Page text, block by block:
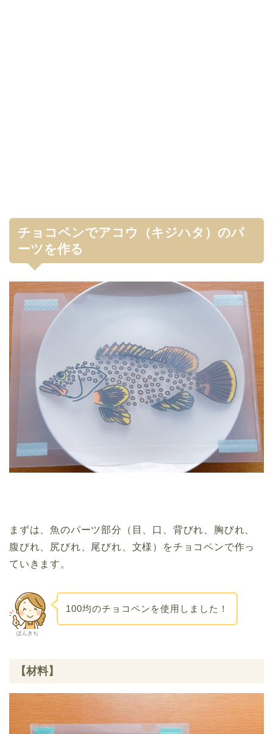
チョコペンでアコウ（キジハタ）のパ
ーツを作る
まずは、魚のパーツ部分（目、口、背びれ、胸びれ、
腹びれ、尻びれ、尾びれ、文様）をチョコペンで作っ
ていきます。
ぽんきち
100均のチョコペンを使用しました！
【材料】